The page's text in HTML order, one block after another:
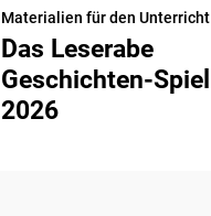
Materialien für den Unterricht
Das Leserabe
Geschichten-Spiel
2026